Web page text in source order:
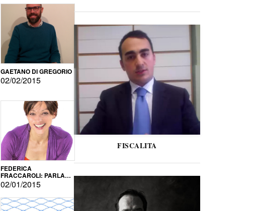
GAETANO DI GREGORIO
02/02/2015
FEDERICA
FRACCAROLI: PARLARE
LINGUE DIVERSE
02/01/2015
FISCALITA